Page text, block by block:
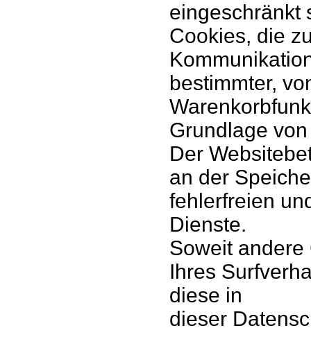
eingeschränkt
Cookies, die
bestimmter,
Grundlage
Der
an der
fehlerfreien
Dienste.
Soweit andere
Ihres
diese in
dieser